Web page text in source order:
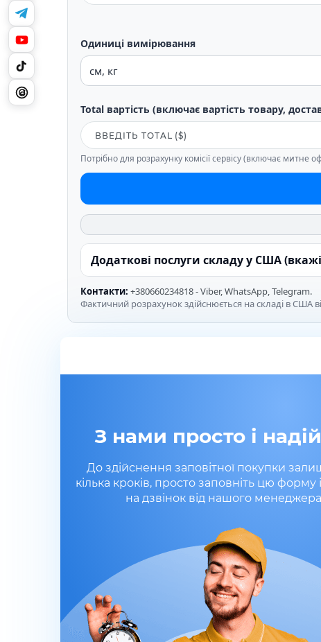
Одиниці вимірювання
Total вартість (включає вартість товару,
Потрібно для розрахунку комісії сервісу (включає митне
Додаткові послуги складу у США
Контакти: +380660234818 - Viber, WhatsApp, Telegram.
Фактичний розрахунок здійснюється на складі в США
З нами просто і
До здійснення заповітної покупки
кілька кроків, просто заповніть цю форму
на дзвінок від нашого менеджера